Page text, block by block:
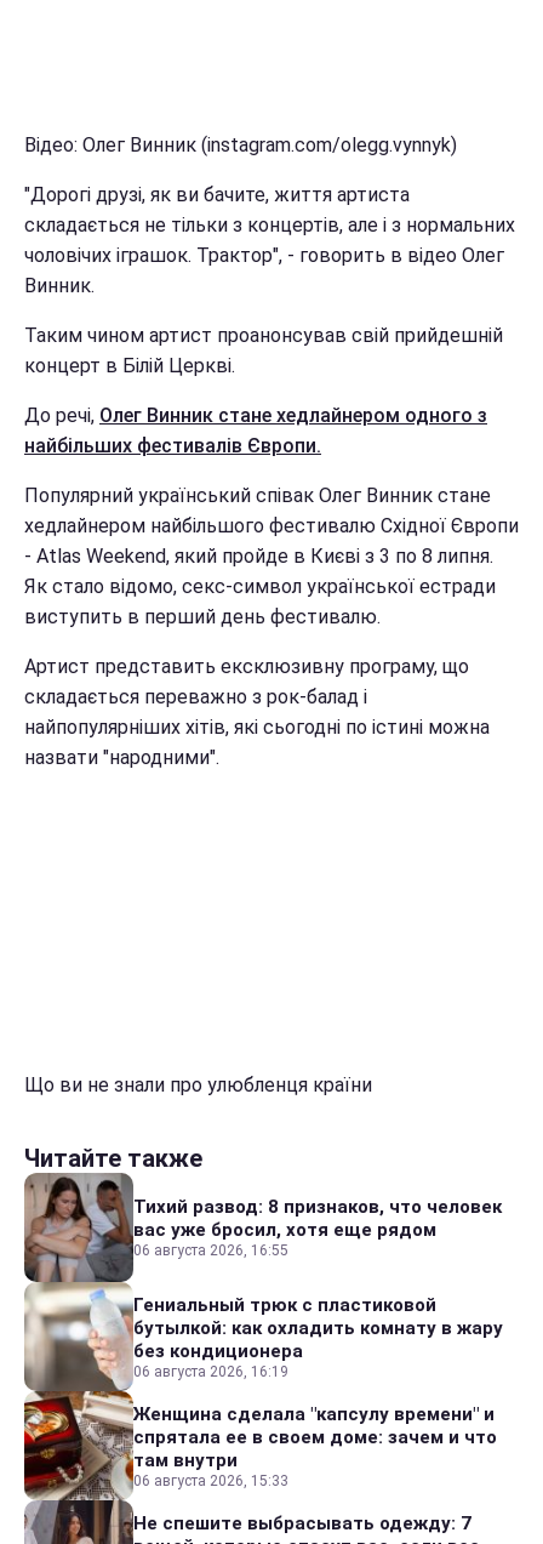
Відео: Олег Винник (instagram.com/olegg.vynnyk)
"Дорогі друзі, як ви бачите, життя артиста
складається не тільки з концертів, але і з нормальних
чоловічих іграшок. Трактор", - говорить в відео Олег
Винник.
Таким чином артист проанонсував свій прийдешній
концерт в Білій Церкві.
До речі, Олег Винник стане хедлайнером одного з
найбільших фестивалів Європи.
Популярний український співак Олег Винник стане
хедлайнером найбільшого фестивалю Східної Європи
- Atlas Weekend, який пройде в Києві з 3 по 8 липня.
Як стало відомо, секс-символ української естради
виступить в перший день фестивалю.
Артист представить ексклюзивну програму, що
складається переважно з рок-балад і
найпопулярніших хітів, які сьогодні по істині можна
назвати "народними".
Що ви не знали про улюбленця країни
Читайте также
Тихий развод: 8 признаков, что человек
вас уже бросил, хотя еще рядом
06 августа 2026, 16:55
Гениальный трюк с пластиковой
бутылкой: как охладить комнату в жару
без кондиционера
06 августа 2026, 16:19
Женщина сделала "капсулу времени" и
спрятала ее в своем доме: зачем и что
там внутри
06 августа 2026, 15:33
Не спешите выбрасывать одежду: 7